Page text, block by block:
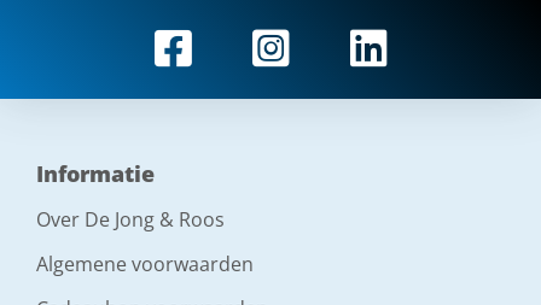
Informatie
Over De Jong & Roos
Algemene voorwaarden